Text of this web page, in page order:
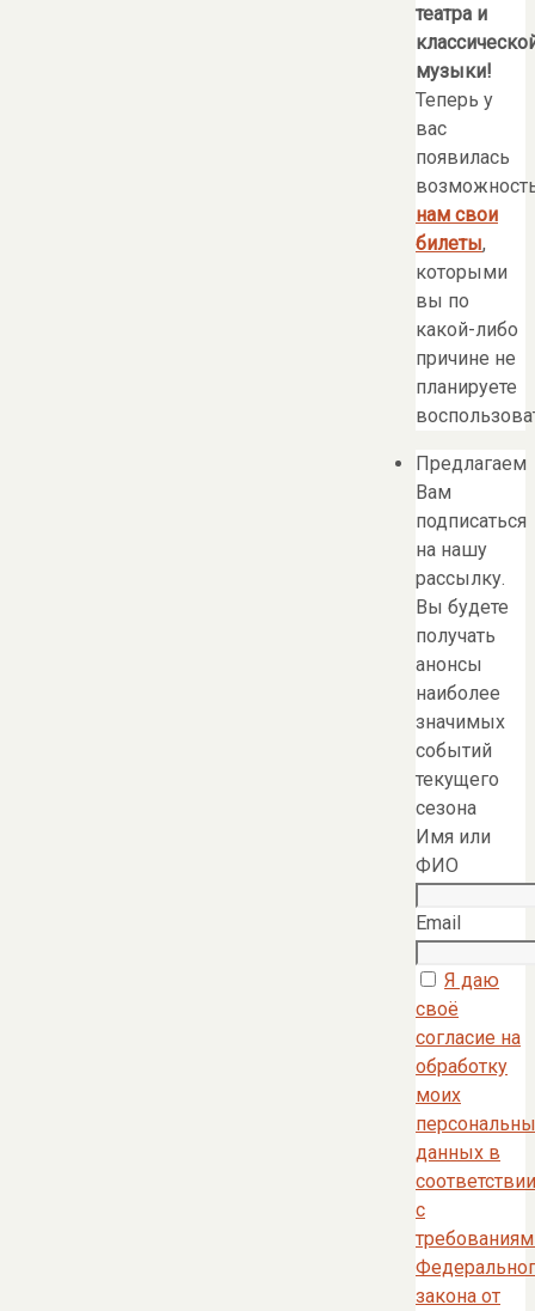
театра и
музыки!
Теперь у
вас
появилась
нам свои
билеты,
которыми
вы по
какой-либо
причине не
планируете
Предлагаем
Вам
подписаться
на нашу
рассылку.
Вы будете
получать
анонсы
наиболее
значимых
событий
текущего
сезона
Имя или
ФИО
Email
Я даю
своё
согласие на
обработку
моих
данных в
соответствии
с
закона от